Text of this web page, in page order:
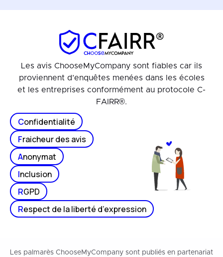
Les avis ChooseMyCompany sont fiables car ils
proviennent d’enquêtes menées dans les écoles
et les entreprises conformément au protocole C-
FAIRR®.
Confidentialité
Fraicheur des avis
Anonymat
Inclusion
RGPD
Respect de la liberté d’expression
Les palmarès ChooseMyCompany sont publiés en partenariat